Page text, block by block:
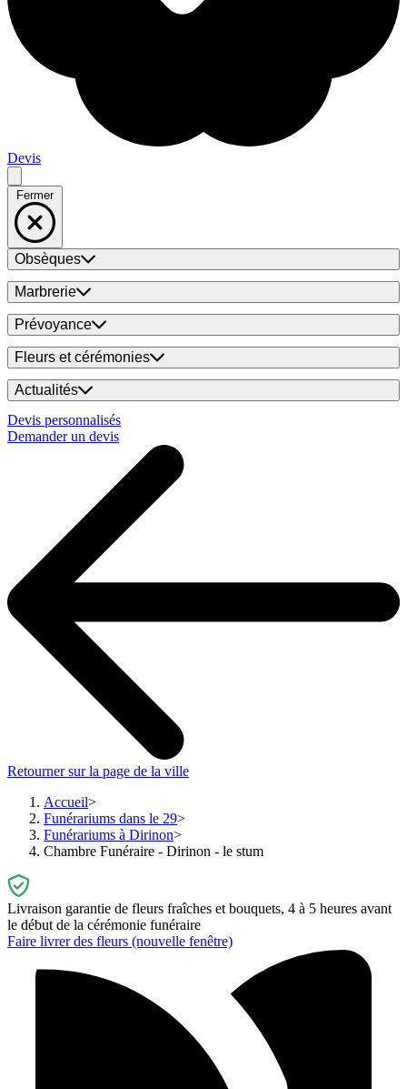
Devis
Fermer
Obsèques
Marbrerie
Prévoyance
Fleurs et cérémonies
Actualités
Devis personnalisés
Demander un devis
Retourner sur la page de la ville
Accueil
Funérariums dans le 29
Funérariums à Dirinon
Chambre Funéraire - Dirinon - le stum
Livraison garantie de fleurs fraîches et bouquets, 4 à 5 heures avant
le début de la cérémonie funéraire
Faire livrer des fleurs (nouvelle fenêtre)